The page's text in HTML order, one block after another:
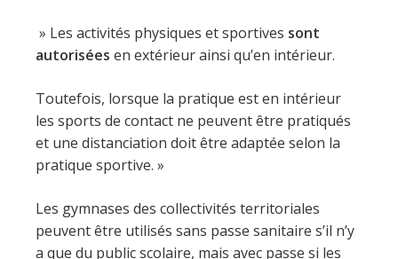
» Les activités physiques et sportives sont
autorisées en extérieur ainsi qu’en intérieur.
Toutefois, lorsque la pratique est en intérieur
les sports de contact ne peuvent être pratiqués
et une distanciation doit être adaptée selon la
pratique sportive. »
Les gymnases des collectivités territoriales
peuvent être utilisés sans passe sanitaire s’il n’y
a que du public scolaire, mais avec passe si les